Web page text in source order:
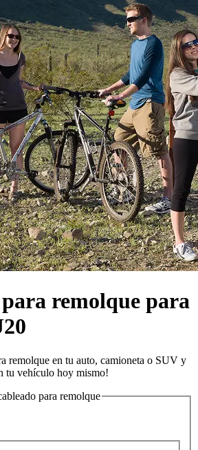
remolque para
remolque en tu auto, camioneta o SUV y
tu vehículo hoy mismo!
para remolque